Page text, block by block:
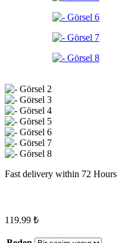
Fast delivery within 72 Hours
119.99 ₺